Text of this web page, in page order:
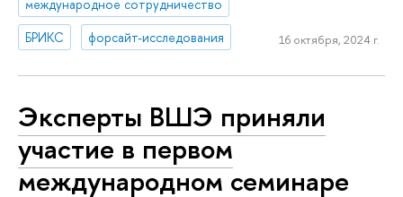
международное сотрудничество
БРИКС
форсайт-исследования 16 октября, 2024 г.
Эксперты ВШЭ приняли
участие в первом
международном семинаре